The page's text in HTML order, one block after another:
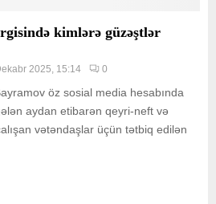
kimlərə güzəştlər
2025, 15:14 0
öz sosial media hesabında
aydan etibarən qeyri-neft və
vətəndaşlar üçün tətbiq edilən